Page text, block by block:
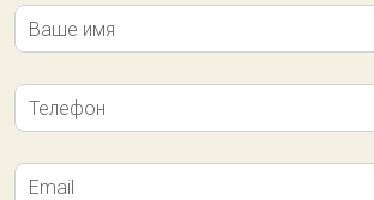
Ваше имя
Телефон
Email